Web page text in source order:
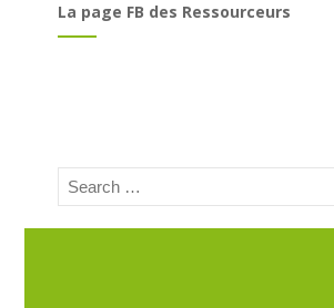
La page FB des Ressourceurs